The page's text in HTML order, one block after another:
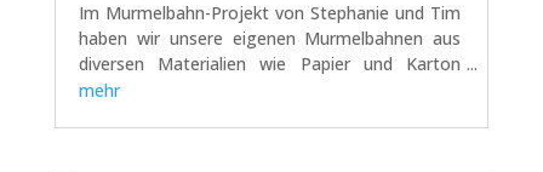
Im Murmelbahn-Projekt von Stephanie und Tim
haben wir unsere eigenen Murmelbahnen aus
diversen Materialien wie Papier und Karton
gebaut. Sie sollten besonders schön sein und
mehr